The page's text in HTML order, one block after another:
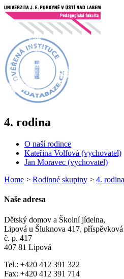
4. rodina
O naší rodince
Kateřina Volfová (vychovatel)
Jan Moravec (vychovatel)
Home > Rodinné skupiny > 4. rodina
Naše adresa
Dětský domov a Školní jídelna,
Lipová u Šluknova 417, příspěvková
č. p. 417
407 81 Lipová
Tel.: +420 412 391 322
Fax: +420 412 391 714